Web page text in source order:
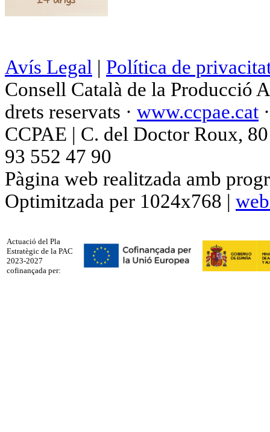
Avís Legal | Política de
Consell Català de la Producció
drets reservats · www.ccpae.cat
CCPAE | C. del Doctor Roux,
93 552 47 90
Pàgina web realitzada amb
Optimitzada per 1024x768 |
Actuació del Pla
Estratègic de la PAC
2023-2027
cofinançada per: